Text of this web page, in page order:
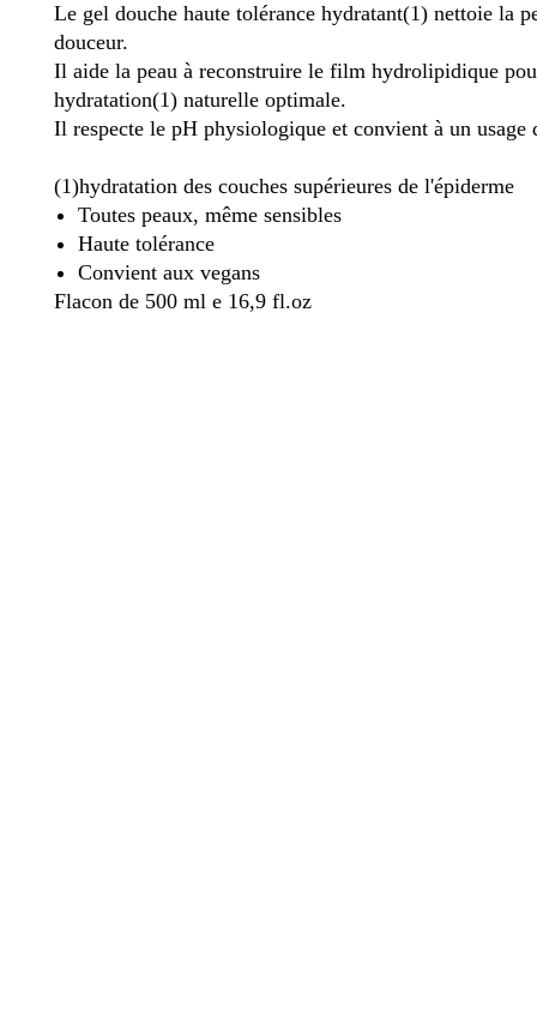
Le gel douche haute tolérance hydratant(1) nettoie la
douceur.
Il aide la peau à reconstruire le film hydrolipidique
hydratation(1) naturelle optimale.
Il respecte le pH physiologique et convient à un usage
(1)hydratation des couches supérieures de l'épiderme
Toutes peaux, même sensibles
Haute tolérance
Convient aux vegans
Flacon de 500 ml e 16,9 fl.oz